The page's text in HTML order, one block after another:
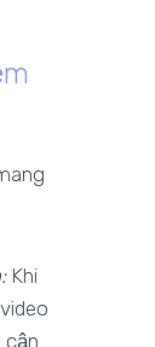
Khi
cận